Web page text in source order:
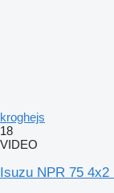
kroghejs
18
VIDEO
Isuzu NPR 75